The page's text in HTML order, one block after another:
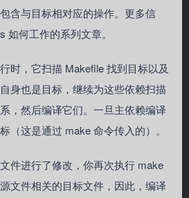
含与目标相对应的操作。更多信
如何工作的系列文章。
时，它扫描 Makefile 找到目标以及
身也是目标，继续为这些依赖扫描
，然后编译它们。一旦主依赖编译
（这是通过 make 命令传入的）。
件进行了修改，你再次执行 make
文件相关的目标文件，因此，编译